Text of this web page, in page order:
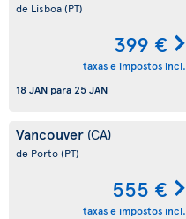
de Lisboa(PT)
399 €
taxas e impostos incl.
18 JAN para25 JAN
Vancouver (CA)
de Porto(PT)
555 €
taxas e impostos incl.